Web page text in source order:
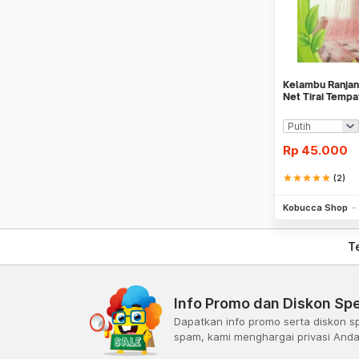
Kelambu
Net Tirai
Rp 45.000
starstarstarstarstar (2)
Kobucca Shop
Info Promo dan Diskon
Dapatkan info promo serta diskon
spam, kami menghargai privasi Anda